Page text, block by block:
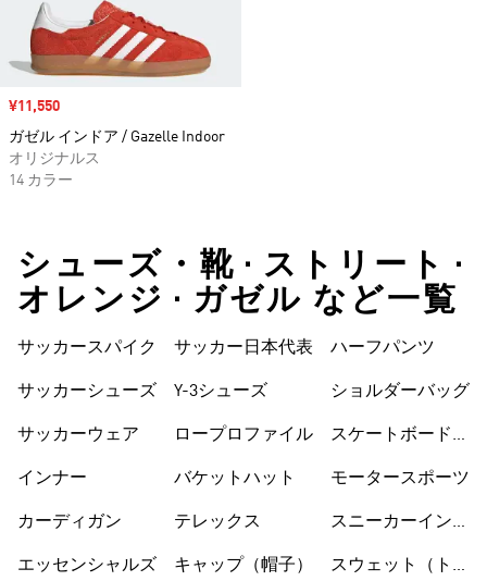
セール価格
¥11,550
ガゼル インドア / Gazelle Indoor
オリジナルス
14 カラー
シューズ・靴 • ストリート •
オレンジ • ガゼル など一覧
サッカースパイク
サッカーシューズ
サッカーウェア
インナー
カーディガン
エッセンシャルズ
サッカー日本代表
Y-3シューズ
ロープロファイル
バケットハット
テレックス
キャップ（帽子）
ハーフパンツ
ショルダーバッグ
スケートボードシ
モータースポーツ
スニーカーインソ
スウェット（トレ